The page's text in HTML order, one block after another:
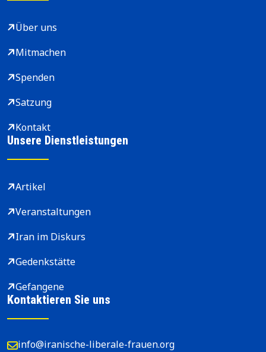
Über uns
Mitmachen
Spenden
Satzung
Kontakt
Unsere Dienstleistungen
Artikel
Veranstaltungen
Iran im Diskurs
Gedenkstätte
Gefangene
Kontaktieren Sie uns
info@iranische-liberale-frauen.org